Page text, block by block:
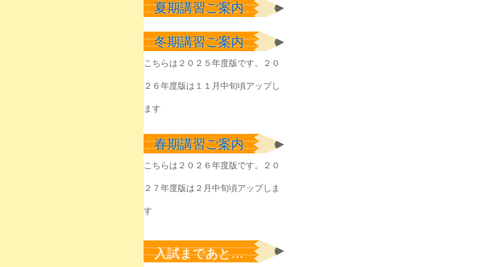
塾生のみなさん
塾生のみなさん
2026年6月1日
きょうやるべきことを
淡々と
該当者のみなさん
2026年5月23日
塾生のみなさん
2026年5月7日
夏期講習ご案内
冬期講習ご案内
こちらは２０２５年度版です。２０
２６年度版は１１月中旬頃アップし
ます
春期講習ご案内
こちらは２０２６年度版です。２０
２７年度版は２月中旬頃アップしま
す
入試まであと…